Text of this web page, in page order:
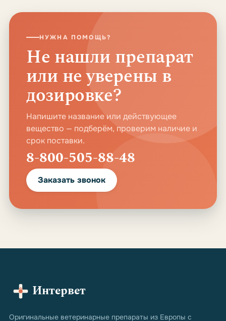
НУЖНА ПОМОЩЬ?
Не нашли препарат
или не уверены в
дозировке?
Напишите название или действующее
вещество — подберём, проверим наличие и
срок поставки.
8-800-505-88-48
Заказать звонок
Интервет
Оригинальные ветеринарные препараты из Европы с